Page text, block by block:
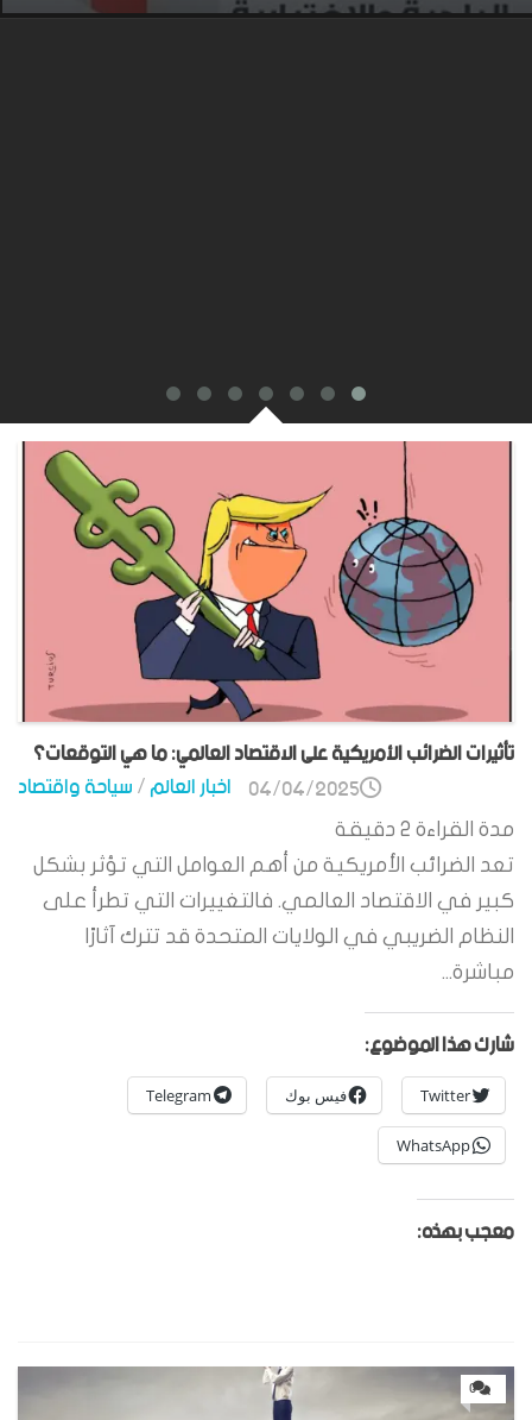
تأثيرات الضرائب الأمريكية على الاقتصاد العالمي: ما هي التوقعات؟
اخبار العالم/سياحة واقتصاد 04/04/2025
مدة القراءة 2 دقيقة
تعد الضرائب الأمريكية من أهم العوامل التي تؤثر بشكل
كبير في الاقتصاد العالمي. فالتغييرات التي تطرأ على
النظام الضريبي في الولايات المتحدة قد تترك آثارًا
مباشرة...
شارك هذا الموضوع:
Twitter فيس بوك Telegram
WhatsApp
معجب بهذه:
0